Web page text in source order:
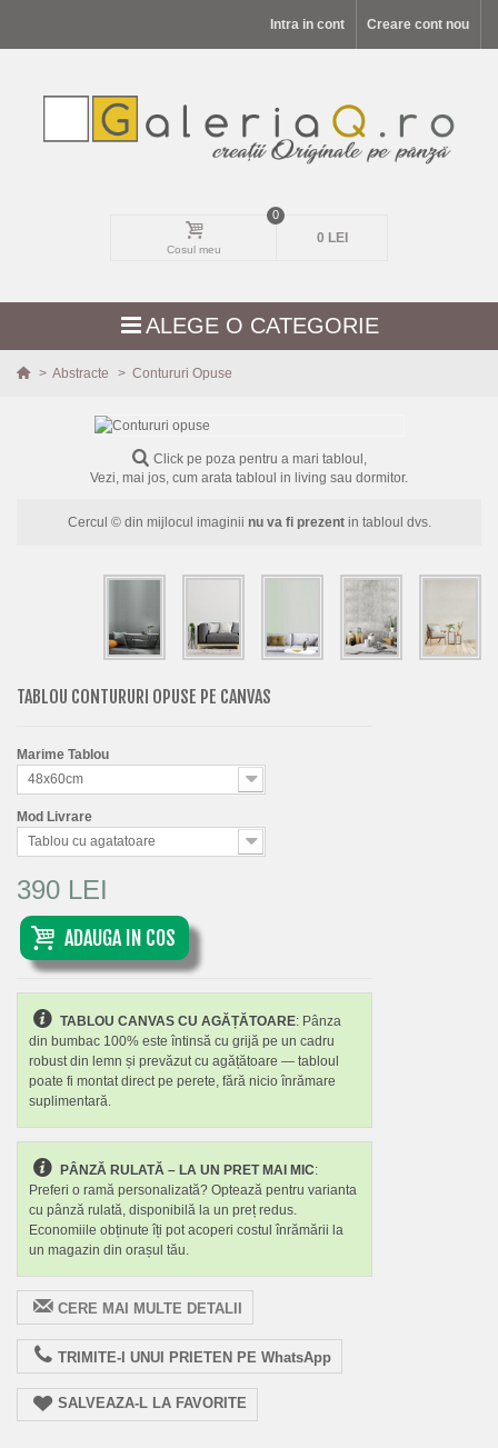
Intra in cont Creare cont nou
Cosul meu
0
0 LEI
ALEGE O CATEGORIE
> Abstracte > Contururi Opuse
Click pe poza pentru a mari tabloul,
Vezi, mai jos, cum arata tabloul in living sau dormitor.
Cercul © din mijlocul imaginii nu va fi prezentin tabloul dvs.
TABLOU CONTURURI OPUSE PE CANVAS
Marime Tablou
48x60cm
Mod Livrare
Tablou cu agatatoare
390 LEI
ADAUGA IN COS
TABLOU CANVAS CU AGĂȚĂTOARE: Pânza
din bumbac 100% este întinsă cu grijă pe un cadru
robust din lemn și prevăzut cu agățătoare — tabloul
poate fi montat direct pe perete, fără nicio înrămare
suplimentară.
PÂNZĂ RULATĂ – LA UN PRET MAI MIC:
Preferi o ramă personalizată? Optează pentru varianta
cu pânză rulată, disponibilă la un preț redus.
Economiile obținute îți pot acoperi costul înrămării la
un magazin din orașul tău.
CERE MAI MULTE DETALII
TRIMITE-I UNUI PRIETEN PE WhatsApp
SALVEAZA-L LA FAVORITE